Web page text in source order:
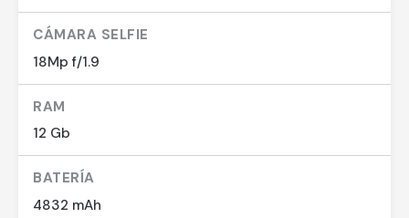
CÁMARA SELFIE
18Mp f/1.9
RAM
12 Gb
BATERÍA
4832 mAh